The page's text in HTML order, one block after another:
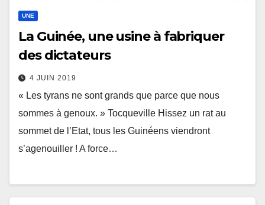
UNE
La Guinée, une usine à fabriquer
des dictateurs
4 JUIN 2019
« Les tyrans ne sont grands que parce que nous
sommes à genoux. » Tocqueville Hissez un rat au
sommet de l’Etat, tous les Guinéens viendront
s’agenouiller ! A force…